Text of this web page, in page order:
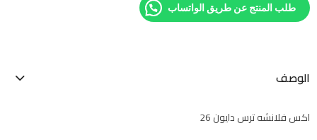
طلب المنتج عن طريق الواتساب
الوصف
اكس فلانشه ترس دايون 26